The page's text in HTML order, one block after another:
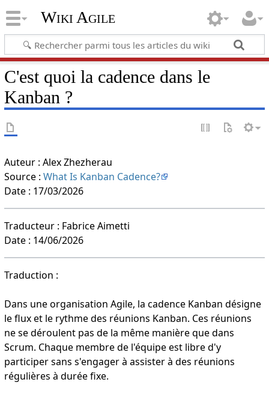
Wiki Agile
C'est quoi la cadence dans le
Kanban ?
Auteur : Alex Zhezherau
Source : What Is Kanban Cadence?
Date : 17/03/2026
Traducteur : Fabrice Aimetti
Date : 14/06/2026
Traduction :
Dans une organisation Agile, la cadence Kanban désigne
le flux et le rythme des réunions Kanban. Ces réunions
ne se déroulent pas de la même manière que dans
Scrum. Chaque membre de l'équipe est libre d'y
participer sans s'engager à assister à des réunions
régulières à durée fixe.